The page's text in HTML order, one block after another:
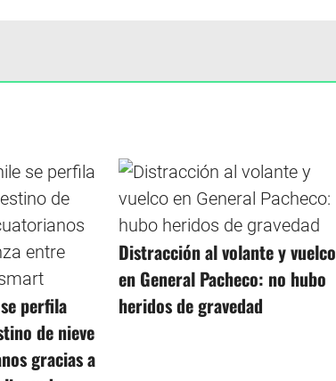
perfila
de nieve
gracias a
Distracción al volante y vuelco
en General Pacheco: no hubo
heridos de gravedad